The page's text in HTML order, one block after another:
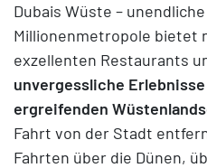
Dubais Wüste –
Millionenmetropole bietet
exzellenten Restaurants
unvergessliche
ergreifenden
Fahrt von der Stadt
Fahrten über die Dünen,